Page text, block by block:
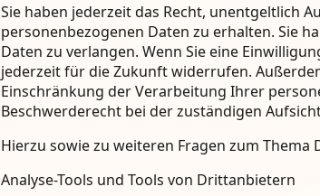
Sie haben jederzeit das Recht, unentgeltlich
personenbezogenen Daten zu erhalten. Sie
Daten zu verlangen. Wenn Sie eine
jederzeit für die Zukunft widerrufen.
Einschränkung der Verarbeitung Ihrer
Beschwerderecht bei der zuständigen
Hierzu sowie zu weiteren Fragen zum
Analyse-Tools und Tools von Dritt­anbietern